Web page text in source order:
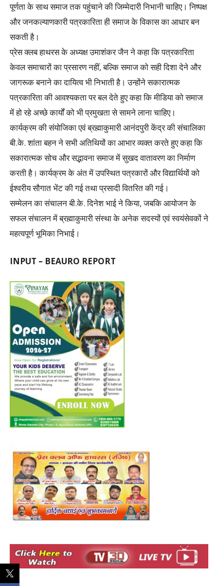
पूर्णता के साथ समाज तक पहुंचाने की जिम्मेदारी निभानी चाहिए। निष्पक्ष
और जनकल्याणकारी पत्रकारिता ही समाज के विकास का आधार बन
सकती है।
प्रेस क्लब हाथरस के अध्यक्ष उमाशंकर जैन ने कहा कि पत्रकारिता
केवल समाचारों का प्रसारण नहीं, बल्कि समाज को सही दिशा देने और
जागरूक बनाने का दायित्व भी निभाती है। उन्होंने सकारात्मक
पत्रकारिता की आवश्यकता पर बल देते हुए कहा कि मीडिया को समाज
में हो रहे अच्छे कार्यों को भी प्रमुखता से सामने लाना चाहिए।
कार्यक्रम की संयोजिका एवं ब्रह्माकुमारी आनंदपुरी केंद्र की संचालिका
बी.के. शांता बहन ने सभी अतिथियों का आभार व्यक्त करते हुए कहा कि
सकारात्मक सोच और सद्भावना समाज में सुखद वातावरण का निर्माण
करती है। कार्यक्रम के अंत में उपस्थित पत्रकारों और विद्यार्थियों को
ईश्वरीय सौगात भेंट की गई तथा प्रसादी वितरित की गई।
सम्मेलन का संचालन बी.के. दिनेश भाई ने किया, जबकि आयोजन के
सफल संचालन में ब्रह्माकुमारी संस्था के अनेक सदस्यों एवं स्वयंसेवकों ने
महत्वपूर्ण भूमिका निभाई।
INPUT – BEAURO REPORT